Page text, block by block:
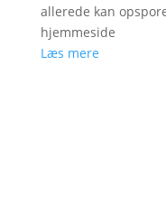
allerede kan
hjemmeside
Læs mere